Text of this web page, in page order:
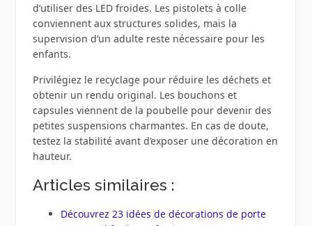
d’utiliser des LED froides. Les pistolets à colle
conviennent aux structures solides, mais la
supervision d’un adulte reste nécessaire pour les
enfants.
Privilégiez le recyclage pour réduire les déchets et
obtenir un rendu original. Les bouchons et
capsules viennent de la poubelle pour devenir des
petites suspensions charmantes. En cas de doute,
testez la stabilité avant d’exposer une décoration en
hauteur.
Articles similaires :
Découvrez 23 idées de décorations de porte